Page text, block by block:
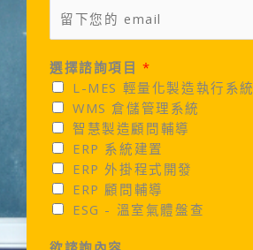
選擇諮詢項目*
L-MES 輕量化製造執行系統
WMS 倉儲管理系統
智慧製造顧問輔導
ERP 系統建置
ERP 外掛程式開發
ERP 顧問輔導
ESG - 溫室氣體盤查